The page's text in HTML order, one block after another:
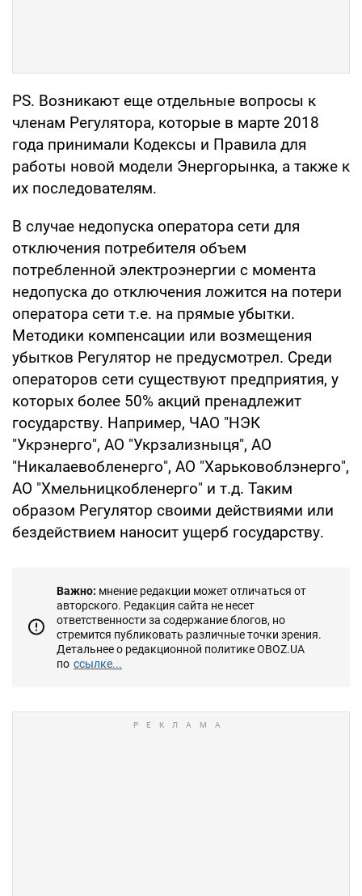
РS. Возникают еще отдельные вопросы к
членам Регулятора, которые в марте 2018
года принимали Кодексы и Правила для
работы новой модели Энергорынка, а также к
их последователям.
В случае недопуска оператора сети для
отключения потребителя объем
потребленной электроэнергии с момента
недопуска до отключения ложится на потери
оператора сети т.е. на прямые убытки.
Методики компенсации или возмещения
убытков Регулятор не предусмотрел. Среди
операторов сети существуют предприятия, у
которых более 50% акций пренадлежит
государству. Например, ЧАО "НЭК
"Укрэнерго", АО "Укрзализныця", АО
"Никалаевобленерго", АО "Харьковоблэнерго",
АО "Хмельницкобленерго" и т.д. Таким
образом Регулятор своими действиями или
бездействием наносит ущерб государству.
Важно: мнение редакции может отличаться от
авторского. Редакция сайта не несет
ответственности за содержание блогов, но
стремится публиковать различные точки зрения.
Детальнее о редакционной политике OBOZ.UA
по ссылке...